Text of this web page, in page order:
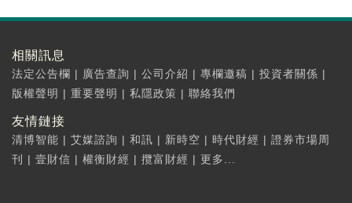
相關訊息
法定公告欄 | 廣告查詢 | 公司介紹 | 專欄邀稿 | 投資者關係 |
版權聲明 | 重要聲明 | 私隱政策 | 聯絡我們
友情鏈接
清博智能 | 艾媒諮詢 | 和訊 | 新時空 | 時代財經 | 證券市場周
刊
| 壹財信 | 權衡財經 | 攬富財經 | 更多...